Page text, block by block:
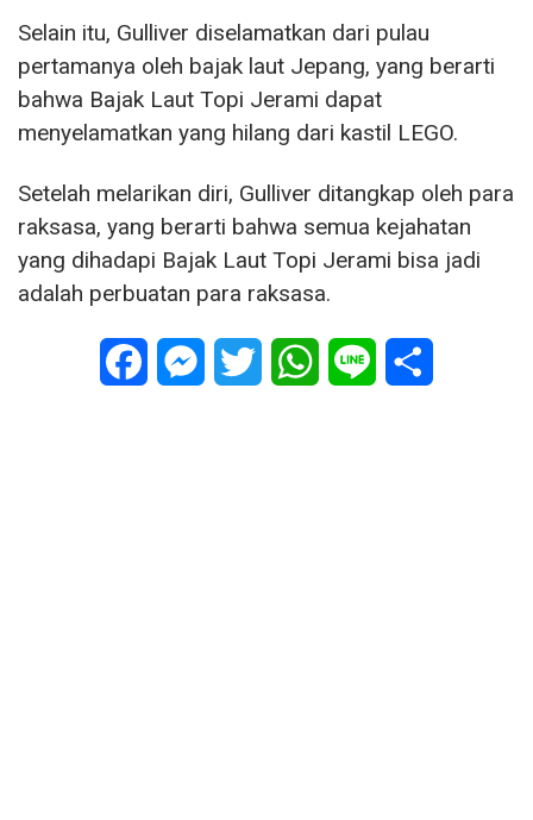
Selain itu, Gulliver diselamatkan dari pulau
pertamanya oleh bajak laut Jepang, yang berarti
bahwa Bajak Laut Topi Jerami dapat
menyelamatkan yang hilang dari kastil LEGO.
Setelah melarikan diri, Gulliver ditangkap oleh para
raksasa, yang berarti bahwa semua kejahatan
yang dihadapi Bajak Laut Topi Jerami bisa jadi
adalah perbuatan para raksasa.
FacebookMessenger
Twitter WhatsApp
Line